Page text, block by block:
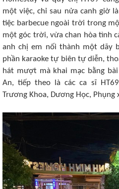
một việc, chỉ sau nửa canh giờ
tiệc barbecue ngoài trời trong
một góc trời, vừa chan hòa tình
anh chị em nối thành một dãy
phần karaoke tự biên tự diễn,
hát mượt mà khai mạc bằng bài
An, tiếp theo là các ca sĩ
Trương Khoa, Dương Học, Phụng